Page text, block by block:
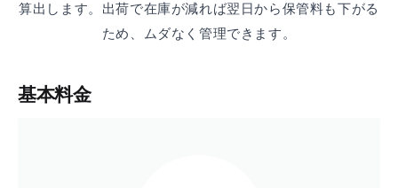
算出します。 出荷で在庫が減れば翌日から保管料も下がる
ため、ムダなく管理できます。
基本料金